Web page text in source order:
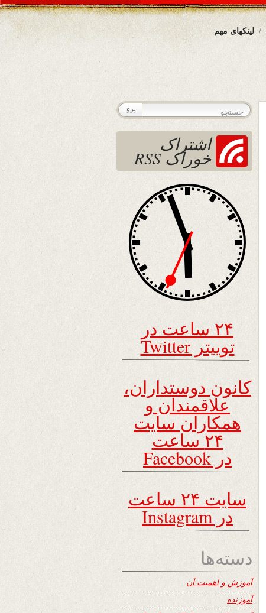
لینکهای مهم
اشتراک
خوراک RSS
۲۴ ساعت در
توییتر Twitter
کانون دوستداران،
علاقمندان و
همکاران سایت
۲۴ ساعت
در Facebook
سایت ۲۴ ساعت
در Instagram
دسته‌ها
آموزش و اهمیت آن
آموزنده